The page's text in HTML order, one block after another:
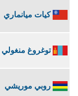
كيات ميانماري
توغروغ منغولي
روبي موريشي